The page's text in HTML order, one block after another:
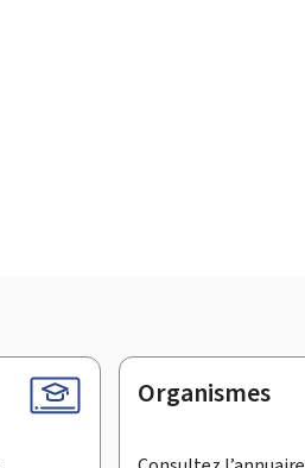
Organismes